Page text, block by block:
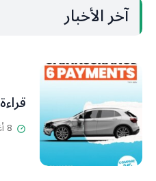
آخر الأخبار
8 أغسطس، 2026